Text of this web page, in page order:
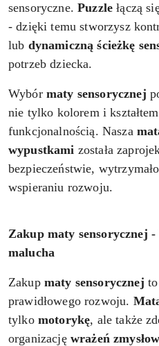
sensoryczne.Puzzle łączą
- dzięki temu stworzysz
lub dynamiczną ścieżkę
potrzeb dziecka.
Wybór maty sensorycznej
nie tylko kolorem i
funkcjonalnością. Nasza
wypustkami została
bezpieczeństwie,
wspieraniu rozwoju.
Zakup maty sensorycznej
malucha
Zakup maty sensorycznej
prawidłowego rozwoju.
tylko motorykę, ale także
organizację wrażeń